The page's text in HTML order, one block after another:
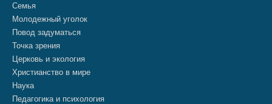
Семья
Молодежный уголок
Повод задуматься
Точка зрения
Церковь и экология
Христианство в мире
Наука
Педагогика и психология